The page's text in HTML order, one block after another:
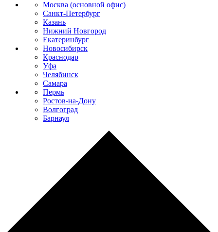
Москва (основной офис)
Санкт-Петербург
Казань
Нижний Новгород
Екатеринбург
Новосибирск
Краснодар
Уфа
Челябинск
Самара
Пермь
Ростов-на-Дону
Волгоград
Барнаул